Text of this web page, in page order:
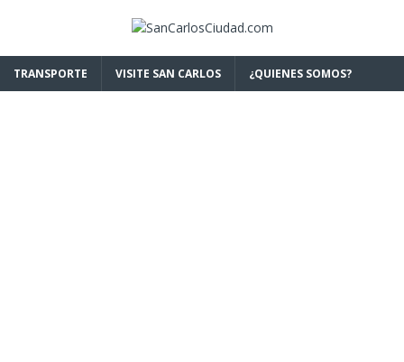
TRANSPORTE VISITE SAN CARLOS ¿QUIENES SOMOS?